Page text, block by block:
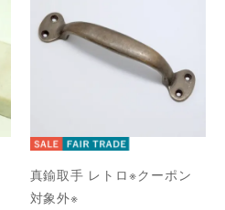
真鍮取手 レトロ※クーポン
対象外※